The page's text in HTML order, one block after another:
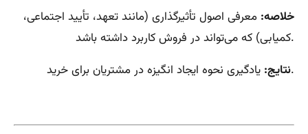
خلاصه: معرفی اصول تأثیرگذاری (مانند تعهد، تأیید اجتماعی،
کمیابی) که می‌تواند در فروش کاربرد داشته باشد.
نتایج:یادگیری نحوه ایجاد انگیزه در مشتریان برای خرید.